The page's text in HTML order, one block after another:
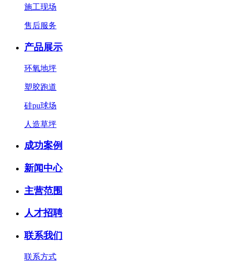
施工现场
售后服务
产品展示
环氧地坪
塑胶跑道
硅pu球场
人造草坪
成功案例
新闻中心
主营范围
人才招聘
联系我们
联系方式